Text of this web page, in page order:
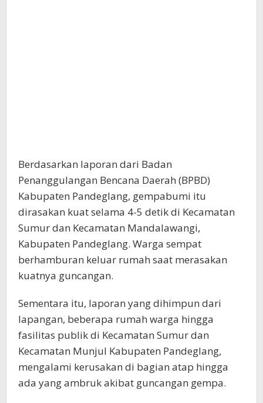
Berdasarkan laporan dari Badan
Penanggulangan Bencana Daerah (BPBD)
Kabupaten Pandeglang, gempabumi itu
dirasakan kuat selama 4-5 detik di Kecamatan
Sumur dan Kecamatan Mandalawangi,
Kabupaten Pandeglang. Warga sempat
berhamburan keluar rumah saat merasakan
kuatnya guncangan.
Sementara itu, laporan yang dihimpun dari
lapangan, beberapa rumah warga hingga
fasilitas publik di Kecamatan Sumur dan
Kecamatan Munjul Kabupaten Pandeglang,
mengalami kerusakan di bagian atap hingga
ada yang ambruk akibat guncangan gempa.